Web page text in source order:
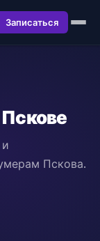
Записаться
Пскова.